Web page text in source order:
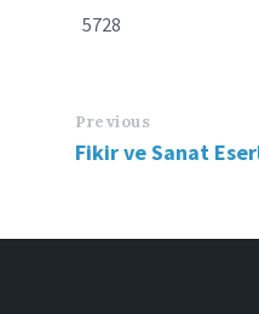
5728
Previous
Fikir ve Sanat